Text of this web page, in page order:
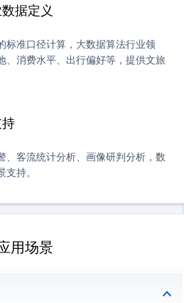
据定义
标准口径计算，大数据算法行业领
、消费水平、出行偏好等，提供文旅
、客流统计分析、画像研判分析，数
持。
用场景